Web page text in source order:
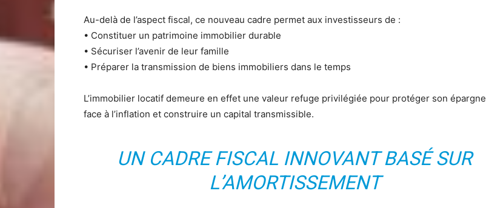
Au-delà de l’aspect fiscal, ce nouveau cadre permet aux investisseurs de :
• Constituer un patrimoine immobilier durable
• Sécuriser l’avenir de leur famille
• Préparer la transmission de biens immobiliers dans le temps
L’immobilier locatif demeure en effet une valeur refuge privilégiée pour protéger son épargne
face à l’inflation et construire un capital transmissible.
UN CADRE FISCAL INNOVANT BASÉ SUR
L’AMORTISSEMENT